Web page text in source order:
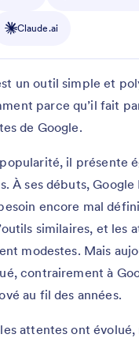
Claude.ai
un outil simple et
parce qu’il fait
de Google.
il présente
À ses débuts, Google
encore mal
similaires, et les
modestes. Mais
contrairement à
au fil des années.
attentes ont évolué,